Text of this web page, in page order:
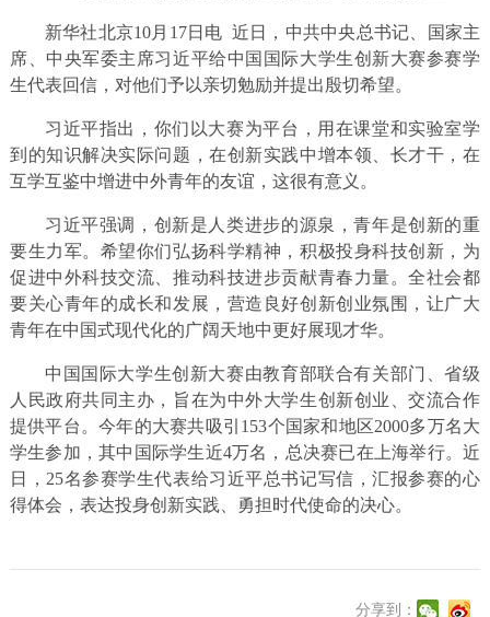
新华社北京10月17日电 近日，中共中央总书记、国家主
席、中央军委主席习近平给中国国际大学生创新大赛参赛学
生代表回信，对他们予以亲切勉励并提出殷切希望。
习近平指出，你们以大赛为平台，用在课堂和实验室学
到的知识解决实际问题，在创新实践中增本领、长才干，在
互学互鉴中增进中外青年的友谊，这很有意义。
习近平强调，创新是人类进步的源泉，青年是创新的重
要生力军。希望你们弘扬科学精神，积极投身科技创新，为
促进中外科技交流、推动科技进步贡献青春力量。全社会都
要关心青年的成长和发展，营造良好创新创业氛围，让广大
青年在中国式现代化的广阔天地中更好展现才华。
中国国际大学生创新大赛由教育部联合有关部门、省级
人民政府共同主办，旨在为中外大学生创新创业、交流合作
提供平台。今年的大赛共吸引153个国家和地区2000多万名大
学生参加，其中国际学生近4万名，总决赛已在上海举行。近
日，25名参赛学生代表给习近平总书记写信，汇报参赛的心
得体会，表达投身创新实践、勇担时代使命的决心。
分享到：